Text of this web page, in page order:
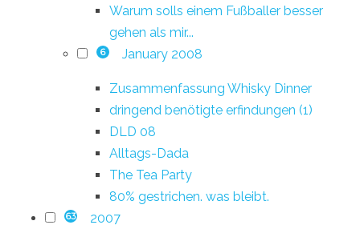
Warum solls einem Fußballer besser
gehen als mir...
6 January 2008
Zusammenfassung Whisky Dinner
dringend benötigte erfindungen (1)
DLD 08
Alltags-Dada
The Tea Party
80% gestrichen. was bleibt.
63 2007